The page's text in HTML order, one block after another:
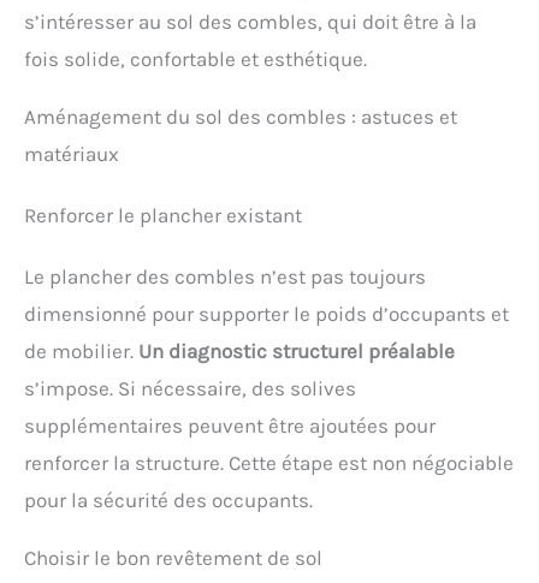
discret et un accès immédiat
s’intéresser au sol des combles, qui doit être à la
fois solide, confortable et esthétique.
Aménagement du sol des combles : astuces et
matériaux
Renforcer le plancher existant
Le plancher des combles n’est pas toujours
dimensionné pour supporter le poids d’occupants et
de mobilier. Un diagnostic structurel préalable
s’impose. Si nécessaire, des solives
supplémentaires peuvent être ajoutées pour
renforcer la structure. Cette étape est non négociable
pour la sécurité des occupants.
Choisir le bon revêtement de sol